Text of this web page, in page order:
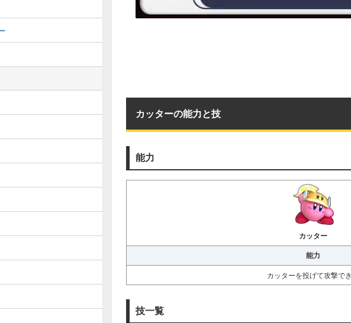
カッターの能力と技
能力
カッター
能力
カッターを投げて攻撃で
技一覧